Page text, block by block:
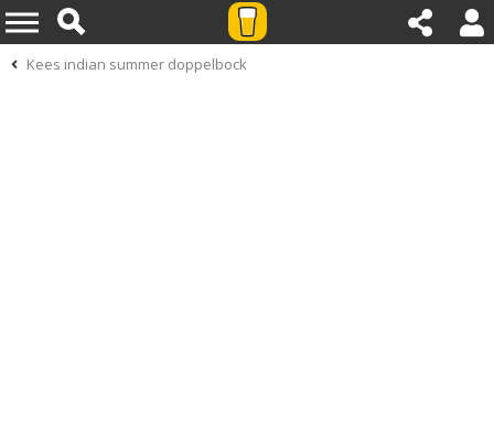
Kees indian summer doppelbock